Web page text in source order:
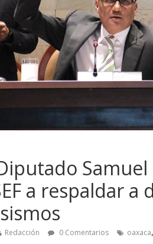
a respaldar
Redacción 0 Comentarios oaxaca,